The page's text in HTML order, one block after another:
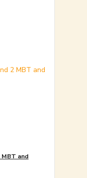
and